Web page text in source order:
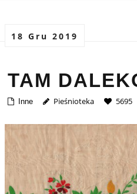
18 Gru 2019
TAM
Inne Pieśnioteka 5695